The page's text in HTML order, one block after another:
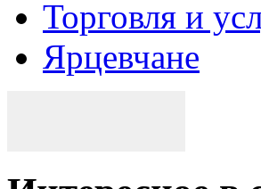
Торговля и
Ярцевчане